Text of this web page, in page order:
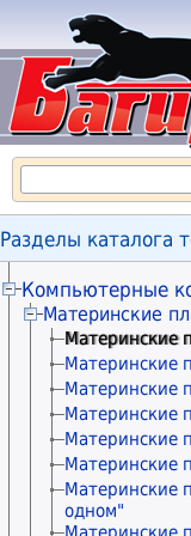
Разделы каталога
Компьютерные
Материнские
Материнские
Материнские
Материнские
Материнские
Материнские
Материнские
Материнские
одном"